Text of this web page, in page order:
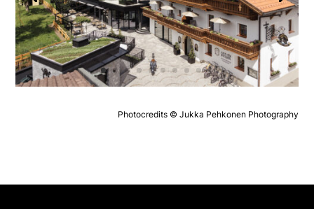
Photocredits © Jukka Pehkonen Photography